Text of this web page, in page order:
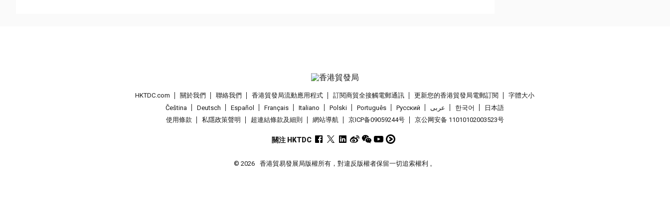
HKTDC.com 關於我們 聯絡我們 香港貿發局流動應用程式 訂閱商貿全接觸電郵通訊 更新您的香港貿發局電郵訂閱
字體大小
Čeština
Deutsch Español Français Italiano Polski Português Pусский عربى 한국어
日本語
使用條款
私隱政策聲明 超連結條款及細則 網站導航 京ICP备09059244号 京公网安备 11010102003523号
關注 HKTDC
© 2026 香港貿易發展局版權所有，對違反版權者保留一切追索權利 。